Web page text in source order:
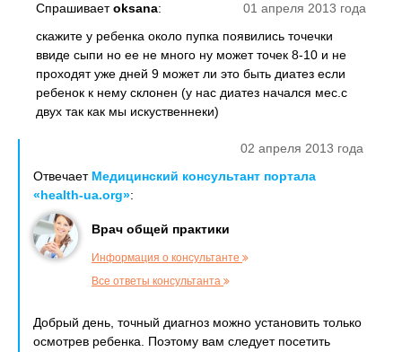
01 апреля 2013 года
Спрашиваетoksana:
скажите у ребенка около пупка появились точечки
ввиде сыпи но ее не много ну может точек 8-10 и не
проходят уже дней 9 может ли это быть диатез если
ребенок к нему склонен (у нас диатез начался мес.с
двух так как мы искуственнеки)
02 апреля 2013 года
Отвечает Медицинский консультант портала
«health-ua.org»:
Врач общей практики
Информация о консультанте
Все ответы консультанта
Добрый день, точный диагноз можно установить только
осмотрев ребенка. Поэтому вам следует посетить